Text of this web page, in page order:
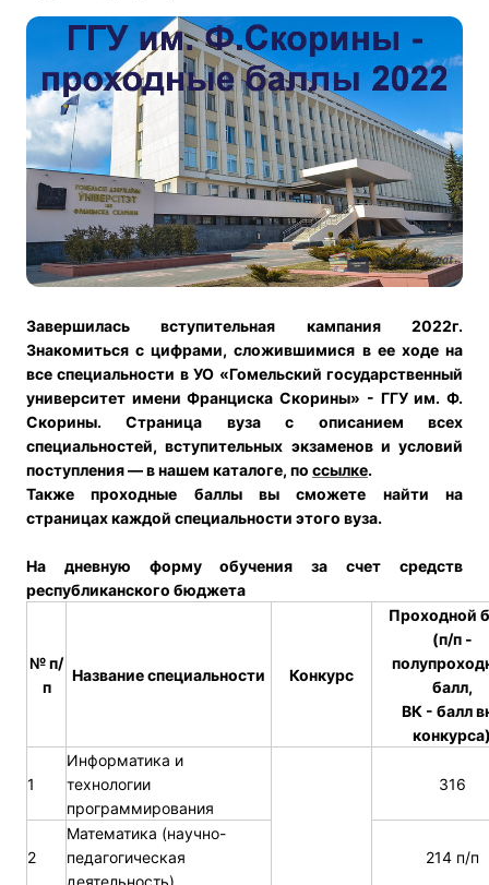
Завершилась вступительная кампания 2022г.
Знакомиться с цифрами, сложившимися в ее ходе на
все специальности в УО «Гомельский государственный
университет имени Франциска Скорины» - ГГУ им. Ф.
Скорины.Страница вуза с описанием всех
специальностей, вступительных экзаменов и условий
поступления — в нашем каталоге, по ссылке.
Также проходные баллы вы сможете найти на
страницах каждой специальности этого вуза.
На дневную форму обучения за счет средств
республиканского бюджета
№ п/
п
Название специальности Конкурс
Проходной
(п/п -
балл,
ВК - балл
1
Информатика и
технологии
программирования
316
2
Математика (научно-
педагогическая
деятельность)
214 п/п